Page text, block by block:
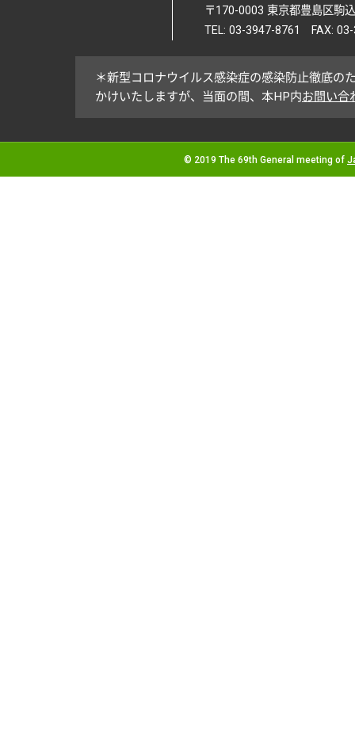
〒170-0003 東京都豊島区駒
TEL: 03-3947-8761 FAX:
＊新型コロナウイルス感染症の感染防止徹底の
かけいたしますが、当面の間、本HP内お問い合
© 2019 The 69th General meeting of